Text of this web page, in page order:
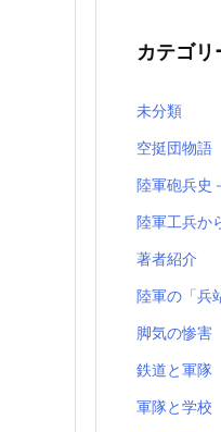
カテゴリ
未分類
空挺団物語
陸軍砲兵史
陸軍工兵か
著者紹介
陸軍の「兵
脚気の惨害
鉄道と軍隊
軍隊と学校